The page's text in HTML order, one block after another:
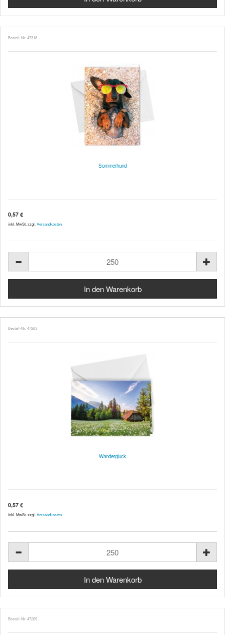
Bestell-Nr. 47318
Sommerhund
0,57 €
inkl. MwSt. zzgl. Versandkosten
Bestell-Nr. 47283
Wanderglück
0,57 €
inkl. MwSt. zzgl. Versandkosten
Bestell-Nr. 47269